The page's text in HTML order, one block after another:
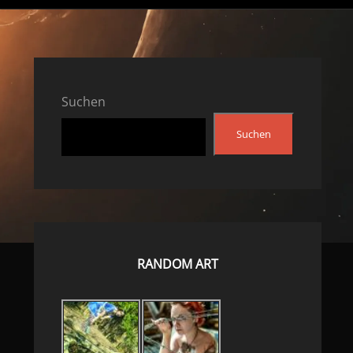
Suchen
Suchen
RANDOM ART